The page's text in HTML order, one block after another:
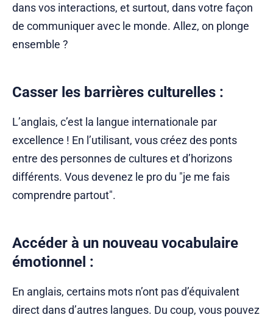
dans vos interactions, et surtout, dans votre façon
de communiquer avec le monde. Allez, on plonge
ensemble ?
Casser les barrières culturelles :
L’anglais, c’est la langue internationale par
excellence ! En l’utilisant, vous créez des ponts
entre des personnes de cultures et d’horizons
différents. Vous devenez le pro du "je me fais
comprendre partout".
Accéder à un nouveau vocabulaire
émotionnel :
En anglais, certains mots n’ont pas d’équivalent
direct dans d’autres langues. Du coup, vous pouvez